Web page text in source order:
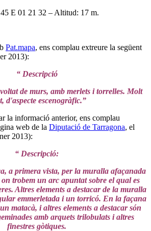
E 01 21 32 – Altitud: 17 m.
Pat.mapa, ens complau extreure la següent
2013):
“ Descripció
de murs, amb merlets i torrelles. Molt
d'aspecte escenogràfic.”
la informació anterior, ens complau
web de la Diputació de Tarragona, el
2013):
“ Descripció:
a primera vista, per la muralla afaçanada
trobem un arc apuntat sobre el qual es
Altres elements a destacar de la muralla
emmerletada i un torricó. En la façana
matacà, i altres elements a destacar són
amb arquets trilobulats i altres
finestres gòtiques.